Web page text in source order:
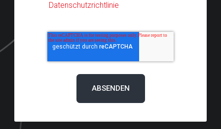
Datenschutzrichtlinie